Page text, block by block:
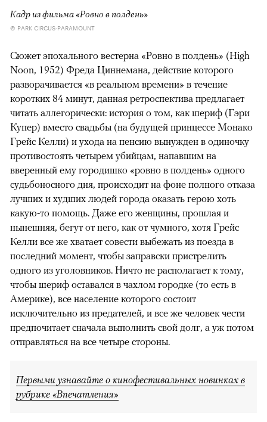
Кадр из фильма «Ровно в полдень»
© PARK CIRCUS-PARAMOUNT
Сюжет эпохального вестерна «Ровно в полдень» (High
Noon, 1952) Фреда Циннемана, действие которого
разворачивается «в реальном времени» в течение
коротких 84 минут, данная ретроспектива предлагает
читать аллегорически: история о том, как шериф (Гэри
Купер) вместо свадьбы (на будущей принцессе Монако
Грейс Келли) и ухода на пенсию вынужден в одиночку
противостоять четырем убийцам, напавшим на
вверенный ему городишко «ровно в полдень» одного
судьбоносного дня, происходит на фоне полного отказа
лучших и худших людей города оказать герою хоть
какую-то помощь. Даже его женщины, прошлая и
нынешняя, бегут от него, как от чумного, хотя Грейс
Келли все же хватает совести выбежать из поезда в
последний момент, чтобы заправски пристрелить
одного из уголовников. Ничто не располагает к тому,
чтобы шериф оставался в чахлом городке (то есть в
Америке), все население которого состоит
исключительно из предателей, и все же человек чести
предпочитает сначала выполнить свой долг, а уж потом
отправляться на все четыре стороны.
Первыми узнавайте о кинофестивальных новинках в
рубрике «Впечатления»